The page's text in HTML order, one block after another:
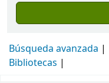
Búsqueda avanzada
Bibliotecas